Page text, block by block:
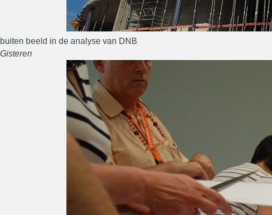
buiten beeld in de analyse van DNB
Gisteren